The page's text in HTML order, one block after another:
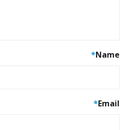
Name
*
Email
*